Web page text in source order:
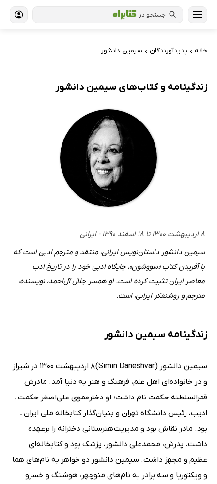
جستجو در
خانه › پدیدآورندگان › سیمین دانشور
زندگینامه و کتاب‌های سیمین دانشور
۸ اردیبهشت ۱۳۰۰ تا ۱۸ اسفند ۱۳۹۰ - ایرانی
سیمین دانشور داستان‌نویس ایرانی، منتقد و مترجم ادبی است که
با آفریدن کتاب «سووشون»، جایگاه ادبی خود را در تاریخ ادب
معاصر ایران تثبیت کرده است. او همسر جلال آل‌احمد، نویسنده،
مترجم و روشنفکر ایرانی، است.
زندگینامه سیمین دانشور
سیمین دانشور (Simin Daneshvar) 8 اردیبهشت 1300 در شیراز
و در خانواده‌ای اهل علم، فرهنگ و هنر به دنیا آمد. مادرش
قمرالسلطنه حکمت نام داشت؛ او دخترعموی علی‌اصغر حکمت ـ
ادیب، رئیس دانشگاه تهران و بنیان‌گذار کتابخانه ملی ایران ـ
بود. مادر نقاش بود و مدیریت هنرستانی دخترانه را برعهده
داشت. پدرش، محمدعلی دانشور، پزشک بود و کتابخانه‌ای
عظیم و مجهز داشت. سیمین دانشور دو خواهر به نام‌های هما
و ویکتوریا و سه برادر به نام‌های منوچهر، هوشنگ و خسرو